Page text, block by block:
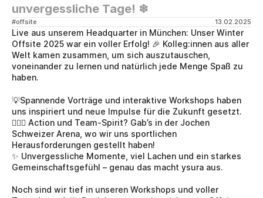
unvergessliche Tage! ❄
#offsite 13.02.2025
Live aus unserem Headquarter in München: Unser Winter
Offsite 2025 war ein voller Erfolg! 🎉 Kolleg:innen aus aller
Welt kamen zusammen, um sich auszutauschen,
voneinander zu lernen und natürlich jede Menge Spaß zu
haben.
💡Spannende Vorträge und interaktive Workshops haben
uns inspiriert und neue Impulse für die Zukunft gesetzt.
🏄🏻‍♂️ Action und Team-Spirit? Gab’s in der Jochen
Schweizer Arena, wo wir uns sportlichen
Herausforderungen gestellt haben!
✨ Unvergessliche Momente, viel Lachen und ein starkes
Gemeinschaftsgefühl – genau das macht ysura aus.
Noch sind wir tief in unseren Workshops und voller